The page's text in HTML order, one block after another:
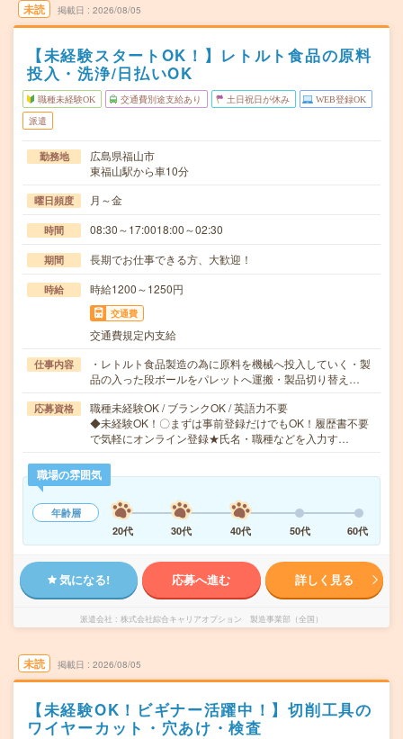
未読 掲載日 2026/08/05
【未経験スタートOK！】レトルト食品の原料
投入・洗浄/日払いOK
職種未経験OK 交通費別途支給あり 土日祝日が休み WEB登録OK
派遣
勤務地
広島県福山市
東福山駅から車10分
曜日頻度 月～金
時間 08:30～17:0018:00～02:30
期間 長期でお仕事できる方、大歓迎！
時給 時給1200～1250円
交通費
交通費規定内支給
仕事内容
・レトルト食品製造の為に原料を機械へ投入していく・製
品の入った段ボールをパレットへ運搬・製品切り替え…
応募資格
職種未経験OK / ブランクOK / 英語力不要
◆未経験OK！〇まずは事前登録だけでもOK！履歴書不要
で気軽にオンライン登録★氏名・職種などを入力す…
職場の雰囲気
年齢層
20代
30代 40代 50代 60代
気になる! 応募へ進む 詳しく見る
派遣会社 株式会社綜合キャリアオプション 製造事業部（全国）
未読 掲載日 2026/08/05
【未経験OK！ビギナー活躍中！】切削工具の
ワイヤーカット・穴あけ・検査